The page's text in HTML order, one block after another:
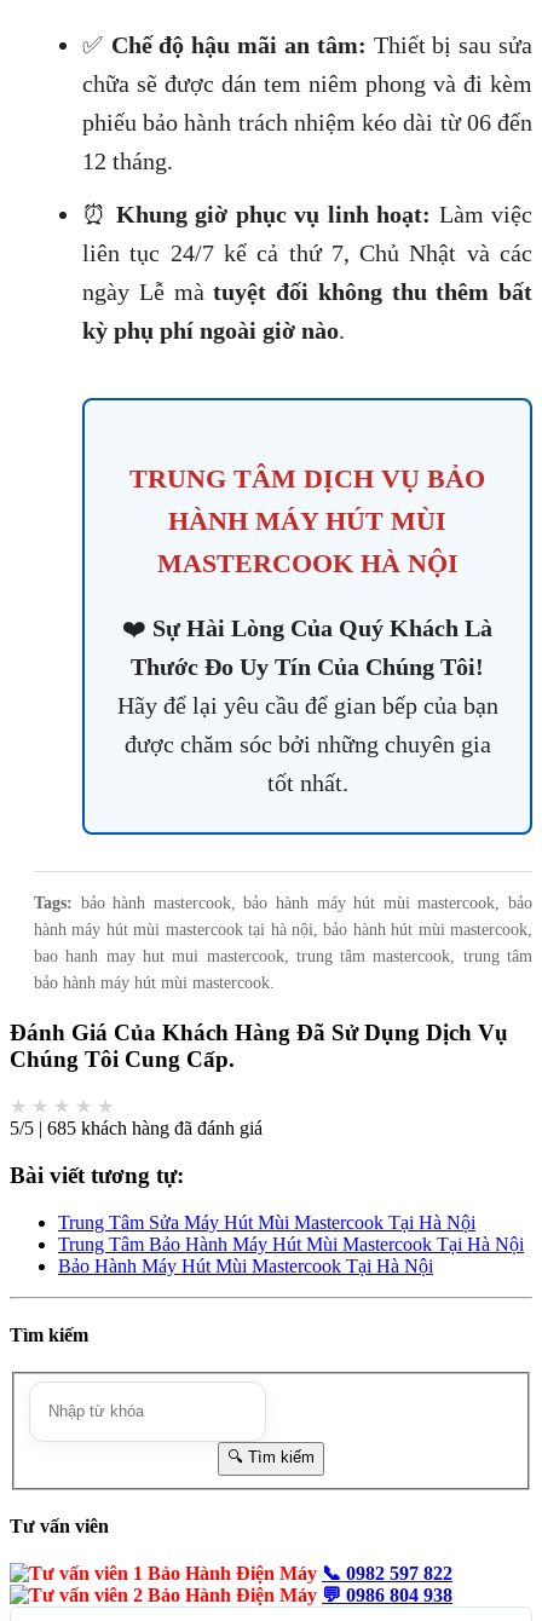
✅ Chế độ hậu mãi an tâm: Thiết bị sau sửa
chữa sẽ được dán tem niêm phong và đi kèm
phiếu bảo hành trách nhiệm kéo dài từ 06 đến
12 tháng.
⏰ Khung giờ phục vụ linh hoạt: Làm việc
liên tục 24/7 kể cả thứ 7, Chủ Nhật và các
ngày Lễ màtuyệt đối không thu thêm bất
kỳ phụ phí ngoài giờ nào.
TRUNG TÂM DỊCH VỤ BẢO
HÀNH MÁY HÚT MÙI
MASTERCOOK HÀ NỘI
❤️ Sự Hài Lòng Của Quý Khách Là
Thước Đo Uy Tín Của Chúng Tôi!
Hãy để lại yêu cầu để gian bếp của bạn
được chăm sóc bởi những chuyên gia
tốt nhất.
Tags: bảo hành mastercook, bảo hành máy hút mùi mastercook, bảo
hành máy hút mùi mastercook tại hà nội, bảo hành hút mùi mastercook,
bao hanh may hut mui mastercook, trung tâm mastercook, trung tâm
bảo hành máy hút mùi mastercook.
Đánh Giá Của Khách Hàng Đã Sử Dụng Dịch Vụ
Chúng Tôi Cung Cấp.
★ ★ ★ ★ ★
5/5 | 685 khách hàng đã đánh giá
Bài viết tương tự:
Trung Tâm Sửa Máy Hút Mùi Mastercook Tại Hà Nội
Trung Tâm Bảo Hành Máy Hút Mùi Mastercook Tại Hà Nội
Bảo Hành Máy Hút Mùi Mastercook Tại Hà Nội
Tìm kiếm
Tư vấn viên
📞 0982 597 822
💬 0986 804 938